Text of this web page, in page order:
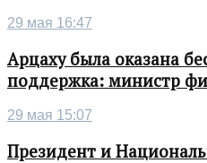
29 мая 16:47
Арцаху была оказана
поддержка: министр
29 мая 15:07
Президент и